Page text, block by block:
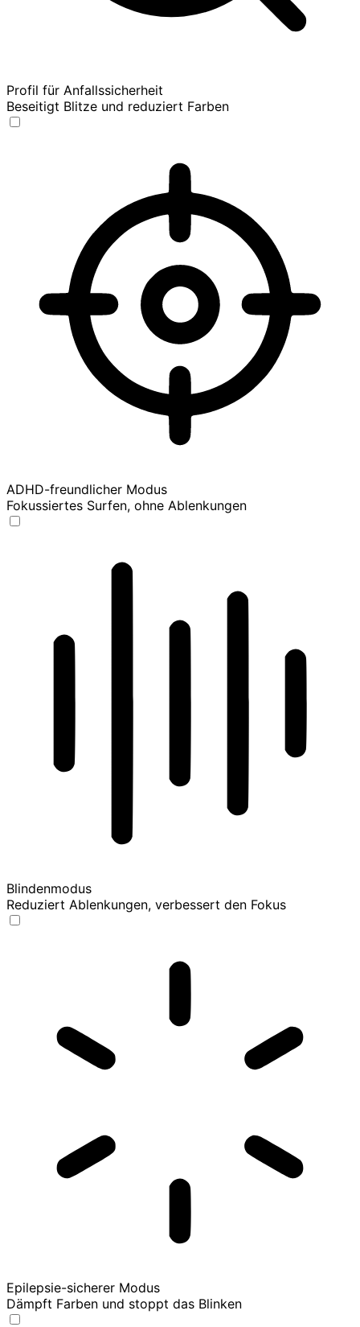
Profil für Anfallssicherheit
Beseitigt Blitze und reduziert Farben
ADHD-freundlicher Modus
Fokussiertes Surfen, ohne Ablenkungen
Blindenmodus
Reduziert Ablenkungen, verbessert den Fokus
Epilepsie-sicherer Modus
Dämpft Farben und stoppt das Blinken